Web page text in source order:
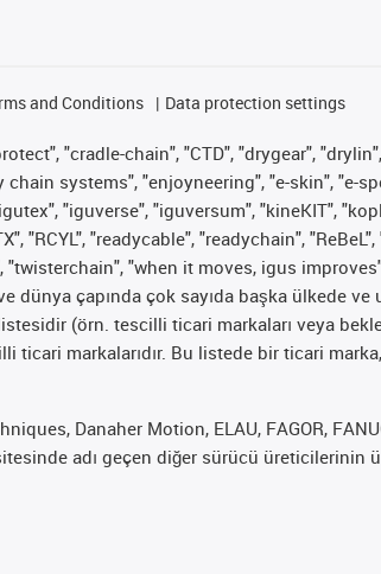
and Conditions Data protection settings
"cradle-chain", "CTD", "drygear",
systems", "enjoyneering", "e-skin", "e-
"iguverse", "iguversum", "kineKIT",
"readycable", "readychain",
"when it moves, igus
çapında çok sayıda başka ülkede ve
(örn. tescilli ticari markaları veya
markalarıdır. Bu listede bir ticari
Danaher Motion, ELAU, FAGOR,
adı geçen diğer sürücü üreticilerinin